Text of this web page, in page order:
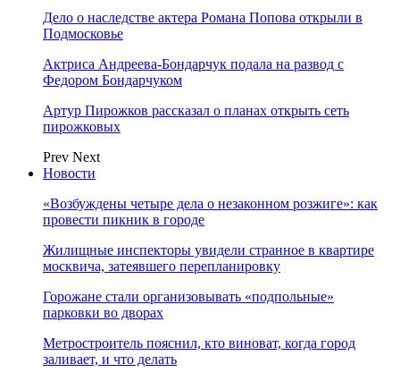
Дело о наследстве актера Романа Попова открыли в
Подмосковье
Актриса Андреева-Бондарчук подала на развод с
Федором Бондарчуком
Артур Пирожков рассказал о планах открыть сеть
пирожковых
Prev Next
Новости
«Возбуждены четыре дела о незаконном розжиге»: как
провести пикник в городе
Жилищные инспекторы увидели странное в квартире
москвича, затеявшего перепланировку
Горожане стали организовывать «подпольные»
парковки во дворах
Метростроитель пояснил, кто виноват, когда город
заливает, и что делать